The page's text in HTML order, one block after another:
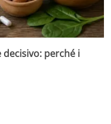
decisivo: perché i